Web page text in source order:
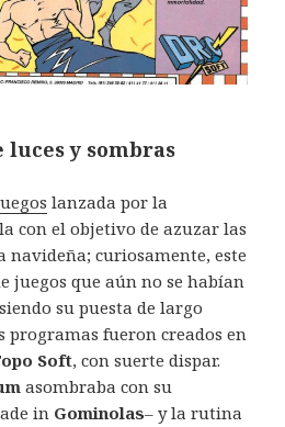
luces y sombras
lanzada por la
con el objetivo de azuzar las
navideña; curiosamente, este
juegos que aún no se habían
su puesta de largo
programas fueron creados en
Soft, con suerte dispar.
asombraba con su
in Gominolas– y la rutina